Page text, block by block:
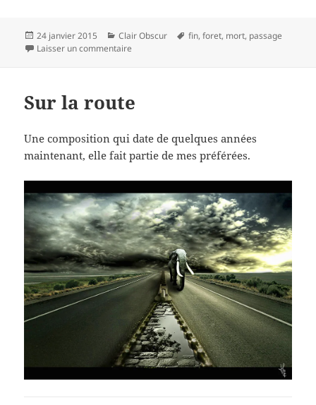
Publié
le
24 janvier 2015 Catégories
Clair Obscur
Mots-
fin,foret, mort, passage
Laisser un commentaire
Sur la route
Une composition qui date de quelques années
maintenant, elle fait partie de mes préférées.